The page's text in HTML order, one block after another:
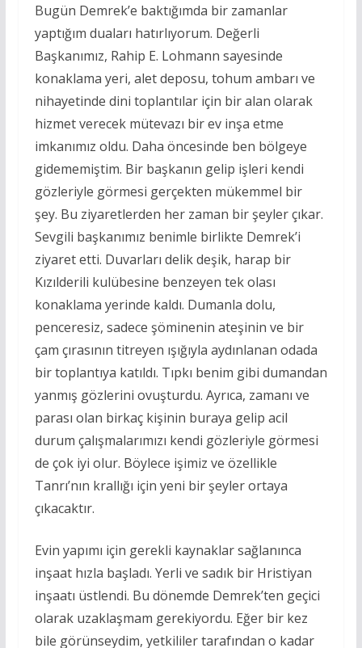
Bugün Demrek’e baktığımda bir zamanlar
yaptığım duaları hatırlıyorum. Değerli
Başkanımız, Rahip E. Lohmann sayesinde
konaklama yeri, alet deposu, tohum ambarı ve
nihayetinde dini toplantılar için bir alan olarak
hizmet verecek mütevazı bir ev inşa etme
imkanımız oldu. Daha öncesinde ben bölgeye
gidememiştim. Bir başkanın gelip işleri kendi
gözleriyle görmesi gerçekten mükemmel bir
şey. Bu ziyaretlerden her zaman bir şeyler çıkar.
Sevgili başkanımız benimle birlikte Demrek’i
ziyaret etti. Duvarları delik deşik, harap bir
Kızılderili kulübesine benzeyen tek olası
konaklama yerinde kaldı. Dumanla dolu,
penceresiz, sadece şöminenin ateşinin ve bir
çam çırasının titreyen ışığıyla aydınlanan odada
bir toplantıya katıldı. Tıpkı benim gibi dumandan
yanmış gözlerini ovuşturdu. Ayrıca, zamanı ve
parası olan birkaç kişinin buraya gelip acil
durum çalışmalarımızı kendi gözleriyle görmesi
de çok iyi olur. Böylece işimiz ve özellikle
Tanrı’nın krallığı için yeni bir şeyler ortaya
çıkacaktır.
Evin yapımı için gerekli kaynaklar sağlanınca
inşaat hızla başladı. Yerli ve sadık bir Hristiyan
inşaatı üstlendi. Bu dönemde Demrek’ten geçici
olarak uzaklaşmam gerekiyordu. Eğer bir kez
bile görünseydim, yetkililer tarafından o kadar